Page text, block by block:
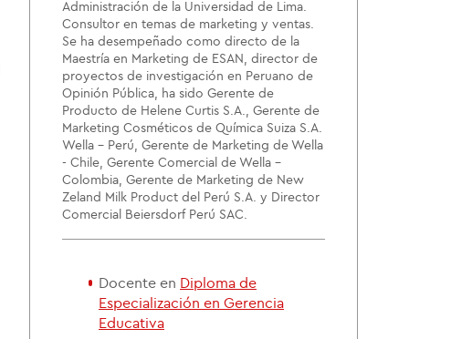
Administración de la Universidad de Lima.
Consultor en temas de marketing y ventas.
Se ha desempeñado como directo de la
Maestría en Marketing de ESAN, director de
proyectos de investigación en Peruano de
Opinión Pública, ha sido Gerente de
Producto de Helene Curtis S.A., Gerente de
Marketing Cosméticos de Química Suiza S.A.
Wella - Perú, Gerente de Marketing de Wella
- Chile, Gerente Comercial de Wella -
Colombia, Gerente de Marketing de New
Zeland Milk Product del Perú S.A. y Director
Comercial Beiersdorf Perú SAC.
Docente en Diploma de
Especialización en Gerencia
Educativa